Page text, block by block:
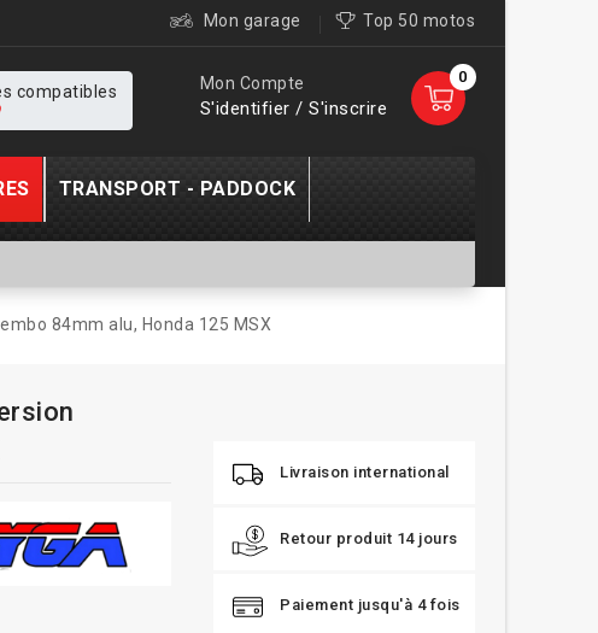
Mon garage Top 50 motos
0
Mon Compte
S'identifier / S'inscrire
compatibles
TRANSPORT - PADDOCK
84mm alu, Honda 125 MSX
Livraison international
Retour produit 14 jours
Paiement jusqu'à 4 fois